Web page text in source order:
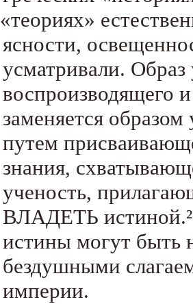
«теориях»
ясности,
усматривали.
воспроизводящего
заменяется
путем
знания,
ученость,
ВЛАДЕТЬ истиной.²
истины могут быть
бездушными
империи.